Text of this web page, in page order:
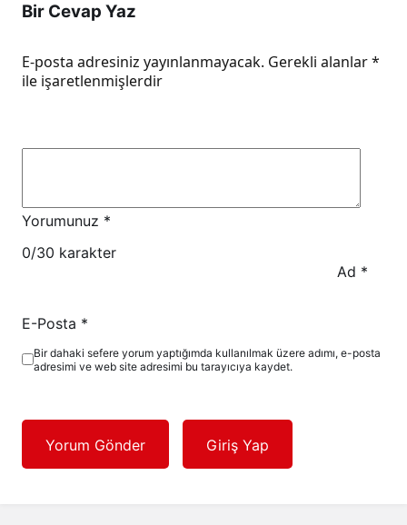
Bir Cevap Yaz
E-posta adresiniz yayınlanmayacak. Gerekli alanlar*
ile işaretlenmişlerdir
Yorumunuz *
0/30 karakter
Ad *
E-Posta *
Bir dahaki sefere yorum yaptığımda kullanılmak üzere adımı, e-posta
adresimi ve web site adresimi bu tarayıcıya kaydet.
Yorum Gönder Giriş Yap